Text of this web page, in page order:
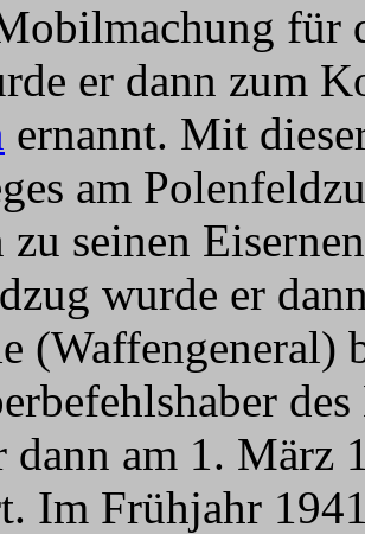
für
er dann zum
ernannt. Mit
am
zu seinen
wurde er
(Waffengeneral)
dann am 1. März
Im Frühjahr